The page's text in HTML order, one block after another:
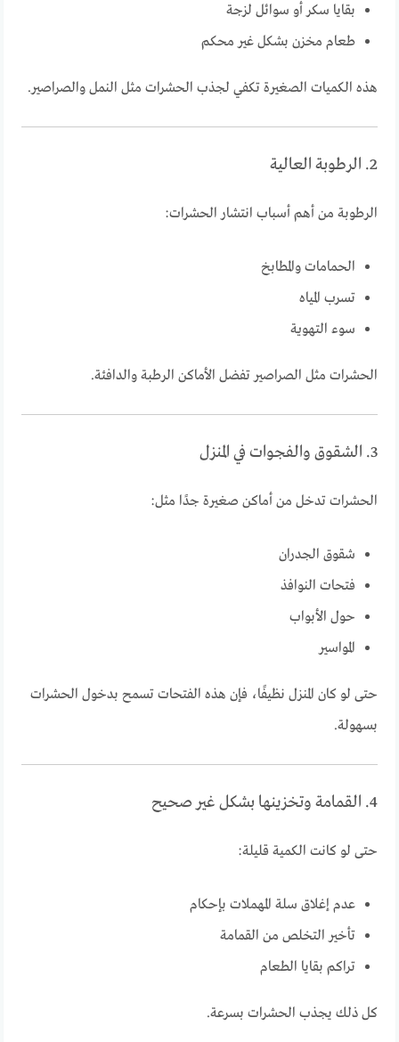
بقايا سكر أو سوائل لزجة
طعام مخزن بشكل غير محكم
هذه الكميات الصغيرة تكفي لجذب الحشرات مثل النمل والصراصير.
2. الرطوبة العالية
الرطوبة من أهم أسباب انتشار الحشرات:
الحمامات والمطابخ
تسرب المياه
سوء التهوية
الحشرات مثل الصراصير تفضل الأماكن الرطبة والدافئة.
3. الشقوق والفجوات في المنزل
الحشرات تدخل من أماكن صغيرة جدًا مثل:
شقوق الجدران
فتحات النوافذ
حول الأبواب
المواسير
حتى لو كان المنزل نظيفًا، فإن هذه الفتحات تسمح بدخول الحشرات
بسهولة.
4. القمامة وتخزينها بشكل غير صحيح
حتى لو كانت الكمية قليلة:
عدم إغلاق سلة المهملات بإحكام
تأخير التخلص من القمامة
تراكم بقايا الطعام
كل ذلك يجذب الحشرات بسرعة.